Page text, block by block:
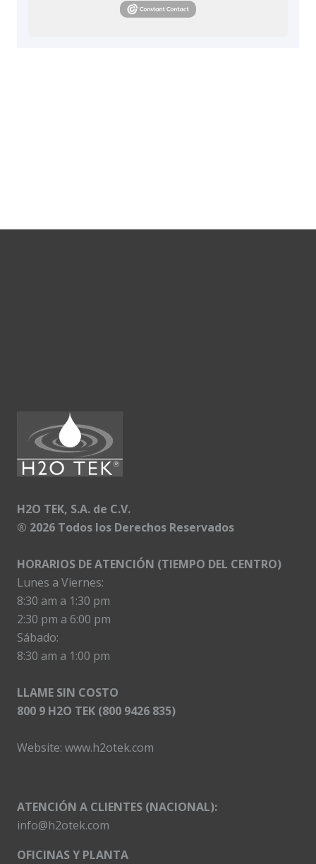
H2O TEK, S.A. de C.V.
® 2026 Todos los Derechos Reservados
HORARIOS DE ATENCIÓN (TIEMPO DEL CENTRO)
Lunes a Viernes:
8:30 am a 1:30 pm
2:30 pm a 6:00 pm
Sábado:
8:30 am a 1:00 pm
LLAME SIN COSTO
800 9 H2O TEK (800 9426 835)
Website: www.h2otek.com
ATENCIÓN A CLIENTES (NACIONAL):
info@h2otek.com
OFICINAS Y PLANTA